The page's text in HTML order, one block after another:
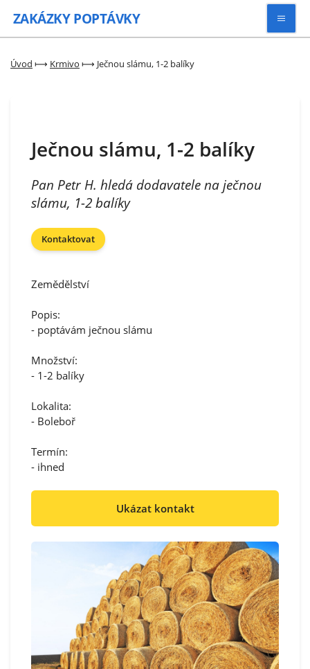
ZAKÁZKY POPTÁVKY
Vyhledávat
Kategorie
Zaregistrovat se
Úvod ⟼ Krmivo ⟼ Ječnou slámu, 1-2 balíky
Ječnou slámu, 1-2 balíky
Pan Petr H. hledá dodavatele na ječnou
slámu, 1-2 balíky
Kontaktovat
Zemědělství
Popis:
- poptávám ječnou slámu
Množství:
- 1-2 balíky
Lokalita:
- Boleboř
Termín:
- ihned
Ukázat kontakt